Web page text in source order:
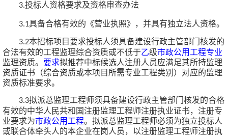
3.投标人资格要求及资格审查办法
3.1具备合格有效的《营业执照》，并具有独立法人资格。
3.2本招标项目要求投标人须具备建设行政主管部门核发的
合法有效的工程监理综合资质或不低于乙级市政公用工程专业
监理资质。 要求拟推荐中标候选人注册人员应满足其所持监理
资质证书（综合资质或本项目所需专业工程类别） 对应的监理
资质标准要求。
3.3拟派总监理工程师须具备建设行政主管部门核发的合格
有效的中华人民共和国注册监理工程师注册执业证书，注册专
业要求为市政公用工程。拟派总监理工程师必须为独立投标人
或联合体牵头人的本企业在岗人员，以注册监理工程师注册执